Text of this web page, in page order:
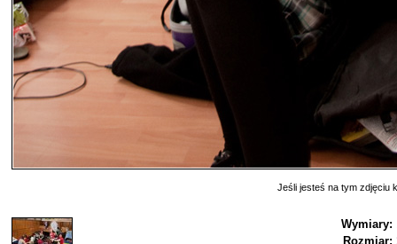
Jeśli jesteś na tym zdjęciu
Wymiary:
Rozmiar: